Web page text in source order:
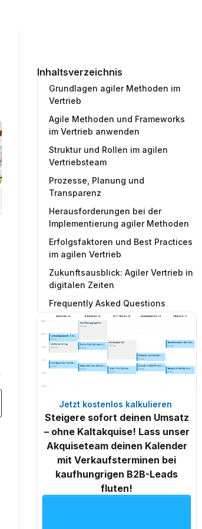
Inhaltsverzeichnis
Grundlagen agiler Methoden im
Vertrieb
Agile Methoden und Frameworks
im Vertrieb anwenden
Struktur und Rollen im agilen
Vertriebsteam
Prozesse, Planung und
Transparenz
Herausforderungen bei der
Implementierung agiler Methoden
Erfolgsfaktoren und Best Practices
im agilen Vertrieb
Zukunftsausblick: Agiler Vertrieb in
digitalen Zeiten
Frequently Asked Questions
Jetzt kostenlos kalkulieren
Steigere sofort deinen Umsatz
– ohne Kaltakquise! Lass unser
Akquiseteam deinen Kalender
mit Verkaufsterminen bei
kaufhungrigen B2B-Leads
fluten!